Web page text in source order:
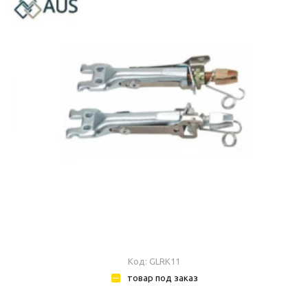
Код: GLRK11
товар под заказ